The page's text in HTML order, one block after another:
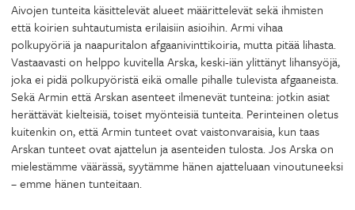
Aivojen tunteita käsittelevät alueet määrittelevät sekä ihmisten
että koirien suhtautumista erilaisiin asioihin. Armi vihaa
polkupyöriä ja naapuritalon afgaanivinttikoiria, mutta pitää lihasta.
Vastaavasti on helppo kuvitella Arska, keski-iän ylittänyt lihansyöjä,
joka ei pidä polkupyöristä eikä omalle pihalle tulevista afgaaneista.
Sekä Armin että Arskan asenteet ilmenevät tunteina: jotkin asiat
herättävät kielteisiä, toiset myönteisiä tunteita. Perinteinen oletus
kuitenkin on, että Armin tunteet ovat vaistonvaraisia, kun taas
Arskan tunteet ovat ajattelun ja asenteiden tulosta. Jos Arska on
mielestämme väärässä, syytämme hänen ajatteluaan vinoutuneeksi
– emme hänen tunteitaan.